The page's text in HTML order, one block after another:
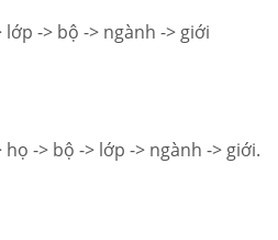
-> bộ -> ngành -> giới
-> bộ -> lớp -> ngành -> giới.